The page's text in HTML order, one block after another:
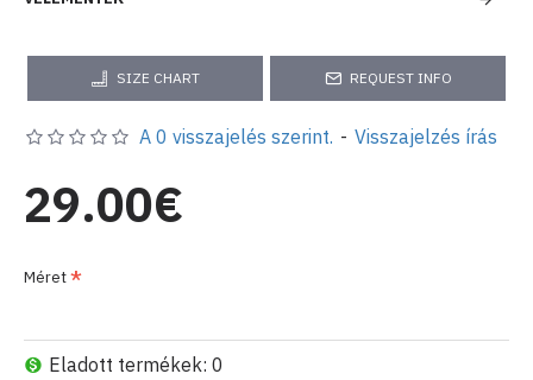
SIZE CHART REQUEST INFO
Eladott termékek: 0
A 0 visszajelés szerint. - Visszajelzés írás
29.00€
Méret